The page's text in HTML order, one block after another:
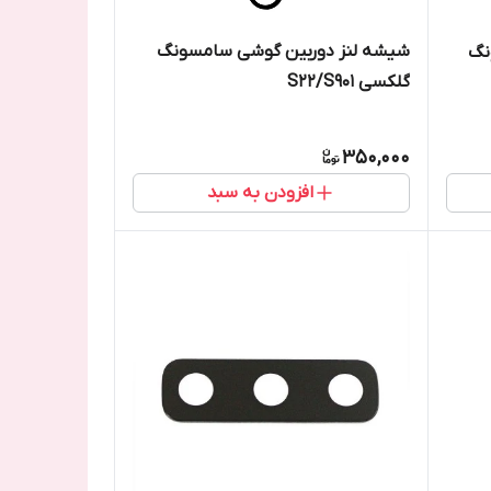
شیشه لنز دوربین گوشی سامسونگ
گلکسی S22/S901
350,000
افزودن به سبد